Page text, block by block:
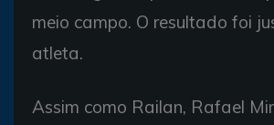
meio campo. O resultado foi
atleta.
Assim como Railan, Rafael